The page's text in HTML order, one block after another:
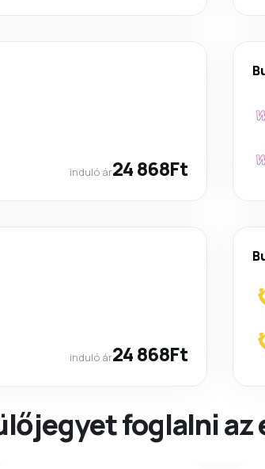
induló ár24 868Ft
induló ár24 868Ft
foglalni az